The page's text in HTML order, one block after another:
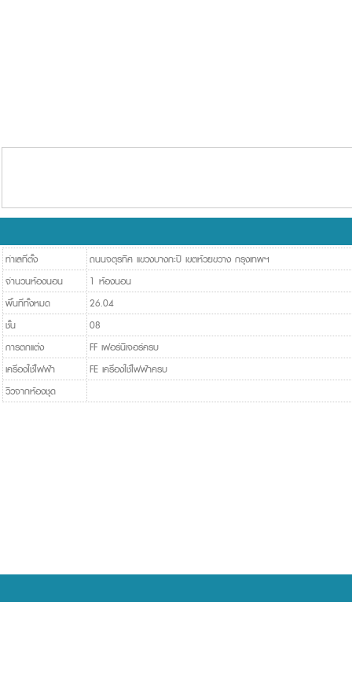
ทำเลที่ตั้ง
ถนนจตุรทิศ แขวงบางกะปิ เขตห้วยขวาง กรุงเทพฯ
จำนวนห้องนอน
1 ห้องนอน
พื้นที่ทั้งหมด
26.04
ชั้น
08
การตกแต่ง
FF เฟอร์นิเจอร์ครบ
เครื่องใช้ไฟฟ้า
FE เครื่องใช้ไฟฟ้าครบ
วิวจากห้องชุด